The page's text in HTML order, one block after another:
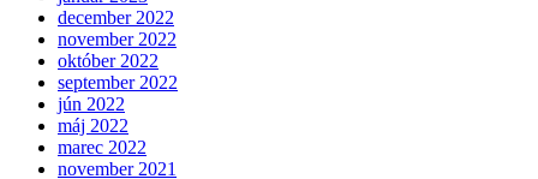
december 2022
november 2022
október 2022
september 2022
jún 2022
máj 2022
marec 2022
november 2021